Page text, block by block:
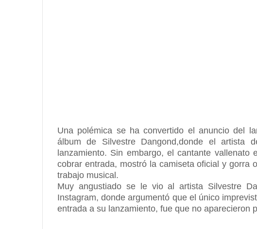
Una polémica se ha convertido el anuncio del
álbum de Silvestre Dangond,donde el artista
lanzamiento. Sin embargo, el cantante
cobrar entrada, mostró la camiseta oficial y gorra
trabajo musical.
Muy angustiado se le vio al artista Silvestre
Instagram, donde argumentó que el único
entrada a su lanzamiento, fue que no aparecieron